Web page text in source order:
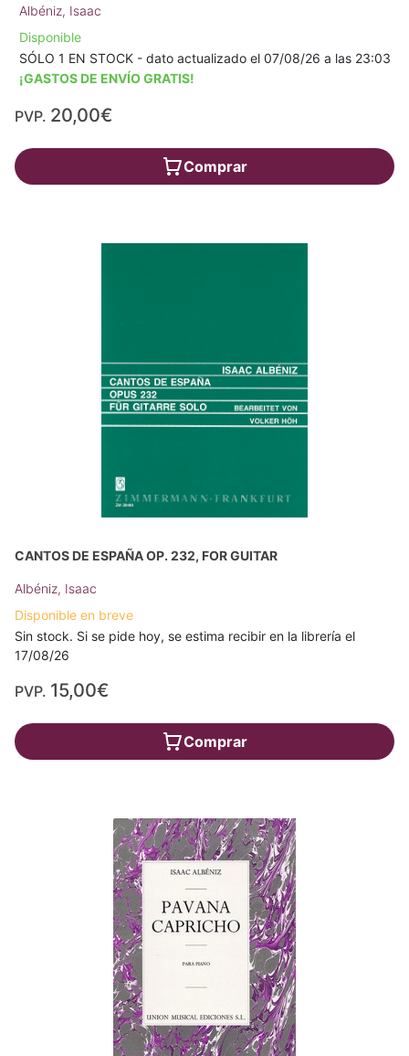
Albéniz, Isaac
Disponible
SÓLO 1 EN STOCK - dato actualizado el 07/08/26 a las 23:03
¡GASTOS DE ENVÍO GRATIS!
PVP. 20,00€
Comprar
CANTOS DE ESPAÑA OP. 232, FOR GUITAR
Albéniz, Isaac
Disponible en breve
Sin stock. Si se pide hoy, se estima recibir en la librería el
17/08/26
PVP. 15,00€
Comprar